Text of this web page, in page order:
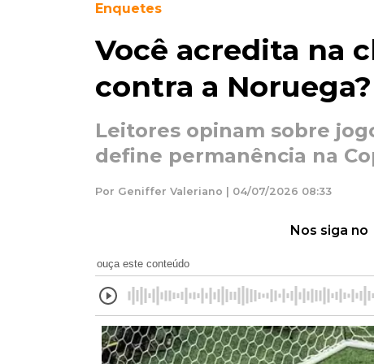
Enquetes
Você acredita na
contra a Noruega?
Leitores opinam sobre
define permanência na
Por Geniffer Valeriano | 04/07/2026 08:33
Nos siga no
ouça este conteúdo